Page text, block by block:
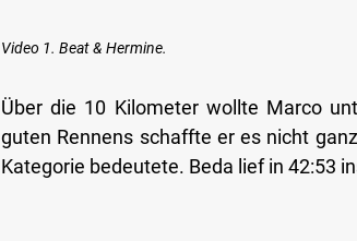
Video 1. Beat & Hermine.
Über die 10 Kilometer wollte Marco
guten Rennens schaffte er es nicht
Kategorie bedeutete. Beda lief in 42:53